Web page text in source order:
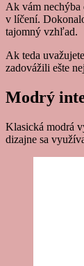
Ak vám nechýba
v líčení.
tajomný vzhľad.
Ak teda
zadovážili ešte
Modrý
Klasická modrá
dizajne sa